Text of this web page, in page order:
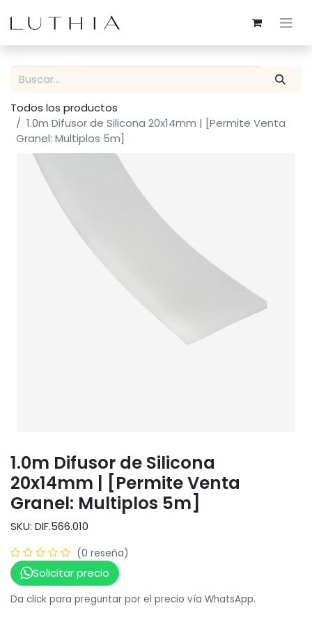
Todos los productos
1.0m Difusor de Silicona 20x14mm | [Permite Venta
Granel: Multiplos 5m]
1.0m Difusor de Silicona
20x14mm | [Permite Venta
Granel: Multiplos 5m]
SKU: DIF.566.010
(0 reseña)
Solicitar precio
Da click para preguntar por el precio vía WhatsApp.